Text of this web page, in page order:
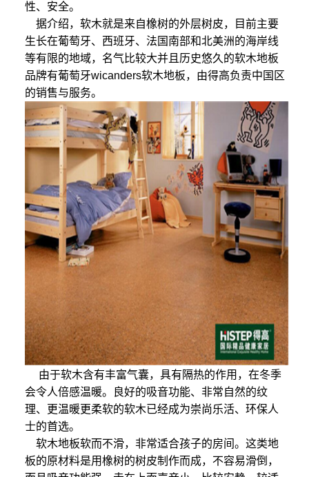
性、安全。
据介绍，软木就是来自橡树的外层树皮，目前主要
生长在葡萄牙、西班牙、法国南部和北美洲的海岸线
等有限的地域，名气比较大并且历史悠久的软木地板
品牌有葡萄牙wicanders软木地板，由得高负责中国区
的销售与服务。
由于软木含有丰富气囊，具有隔热的作用，在冬季
会令人倍感温暖。良好的吸音功能、非常自然的纹
理、更温暖更柔软的软木已经成为崇尚乐活、环保人
士的首选。
软木地板软而不滑，非常适合孩子的房间。这类地
板的原材料是用橡树的树皮制作而成，不容易滑倒，